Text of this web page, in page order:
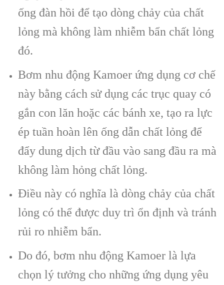
ống đàn hồi để tạo dòng chảy của chất
lỏng mà không làm nhiễm bẩn chất lỏng
đó.
Bơm nhu động Kamoer ứng dụng cơ chế
này bằng cách sử dụng các trục quay có
gắn con lăn hoặc các bánh xe, tạo ra lực
ép tuần hoàn lên ống dẫn chất lỏng để
đẩy dung dịch từ đầu vào sang đầu ra mà
không làm hỏng chất lỏng.
Điều này có nghĩa là dòng chảy của chất
lỏng có thể được duy trì ổn định và tránh
rủi ro nhiễm bẩn.
Do đó, bơm nhu động Kamoer là lựa
chọn lý tưởng cho những ứng dụng yêu